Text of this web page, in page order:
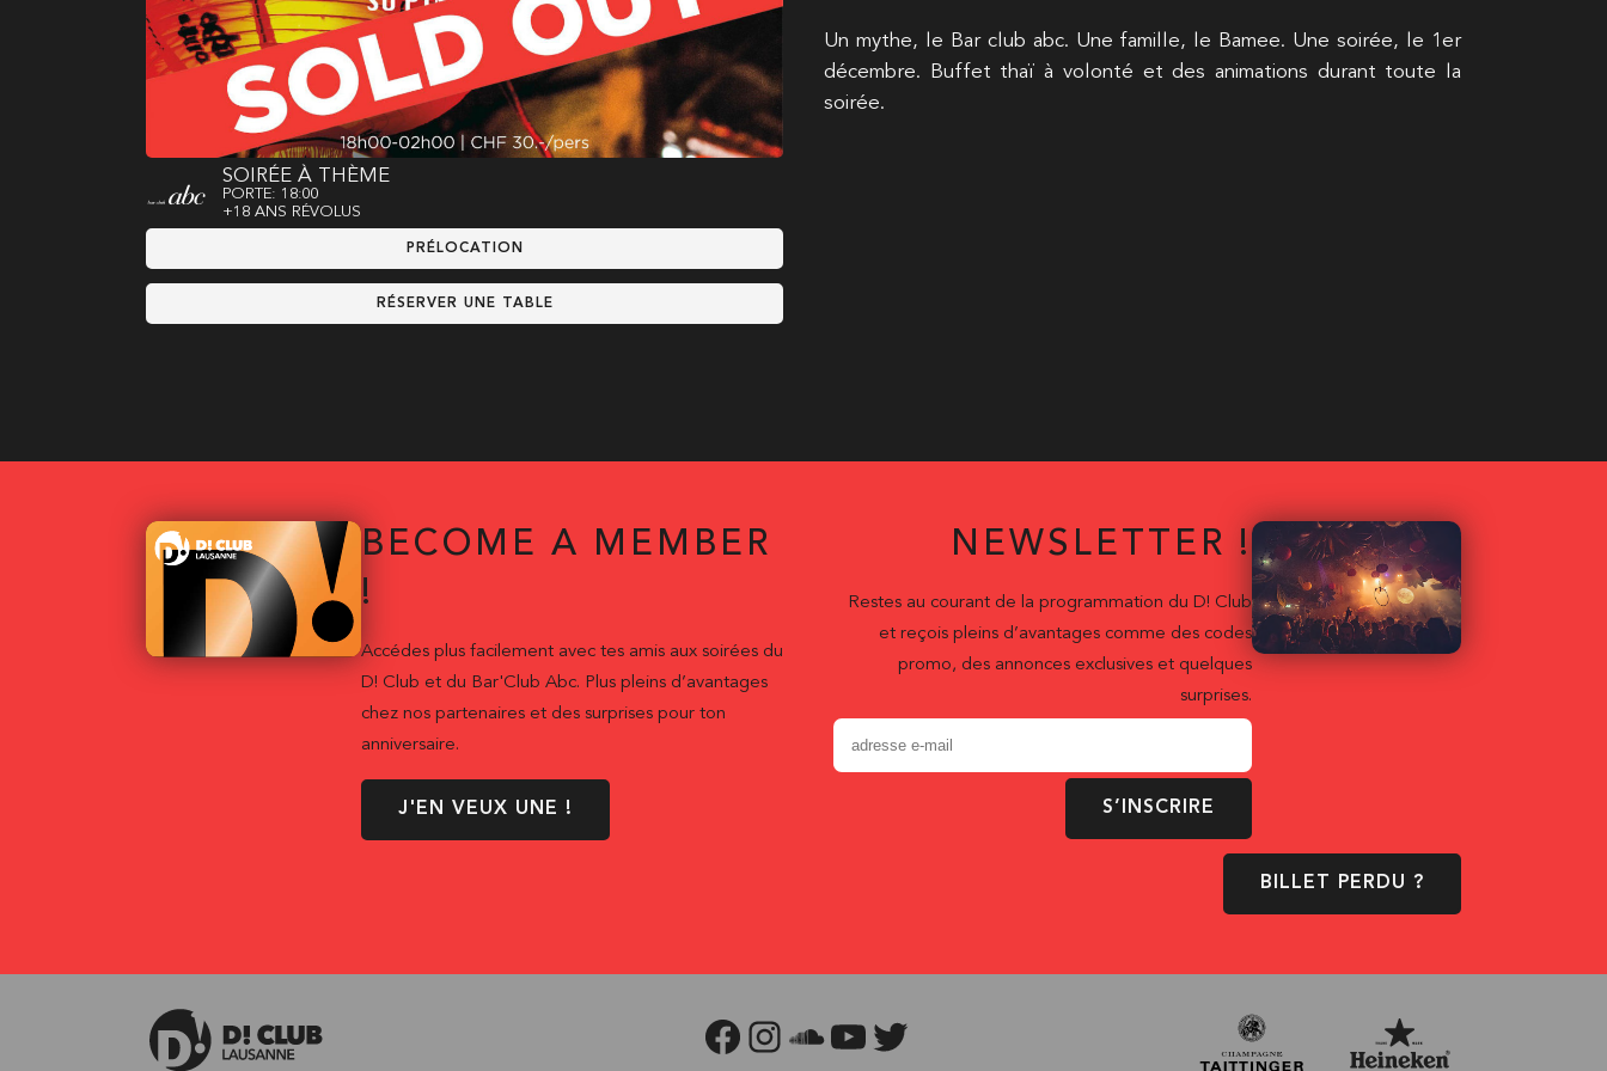
SOIRÉE À THÈME
PORTE: 18:00
+18 ANS RÉVOLUS
PRÉLOCATION
RÉSERVER UNE TABLE
Un mythe, le Bar club abc. Une famille, le Bamee. Une soirée, le 1er
décembre. Buffet thaï à volonté et des animations durant toute la
soirée.
BECOME A MEMBER
!
Accédes plus facilement avec tes amis aux soirées du
D! Club et du Bar'Club Abc. Plus pleins d’avantages
chez nos partenaires et des surprises pour ton
anniversaire.
J'EN VEUX UNE !
NEWSLETTER !
Restes au courant de la programmation du D! Club
et reçois pleins d’avantages comme des codes
promo, des annonces exclusives et quelques
surprises.
S’INSCRIRE
BILLET PERDU ?
FACEBOOKINSTAGRAM
SOUNDCLOUD
YOUTUBETWITTER